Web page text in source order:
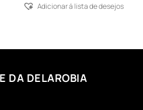
Adicionar á lista de desejos
DA DELAROBIA